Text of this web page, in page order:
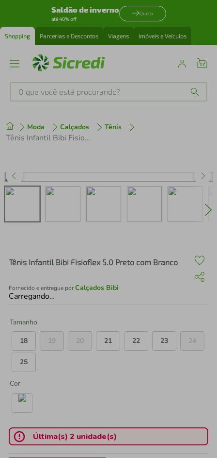
Saldão de inverno
até 40% off
Quero
Shopping Parcerias e Descontos Viagens Imóveis e Veículos
O que você está procurando?
Moda Calçados Tênis
Tênis Infantil Bibi Fisioflex 5.0 Preto com Branco
Tênis Infantil Bibi Fisioflex 5.0 Preto com Branco
Fornecido e entregue porCalçados Bibi
Carregando…
Tamanho
18
19 20 21 22 23 24
25
Cor
Última(s) 2 unidade(s)
1º tenis
perfume